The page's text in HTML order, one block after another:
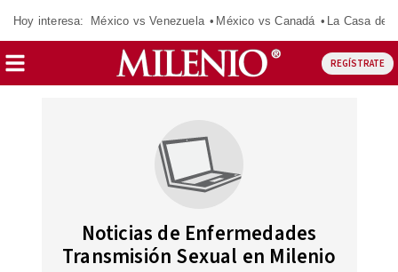
Hoy interesa: México vs Venezuela México vs Canadá La Casa de
REGÍSTRATE
Noticias de Enfermedades
Transmisión Sexual en Milenio